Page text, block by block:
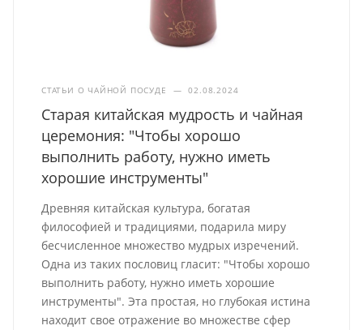
СТАТЬИ О ЧАЙНОЙ ПОСУДЕ — 02.08.2024
Старая китайская мудрость и чайная
церемония: "Чтобы хорошо
выполнить работу, нужно иметь
хорошие инструменты"
Древняя китайская культура, богатая
философией и традициями, подарила миру
бесчисленное множество мудрых изречений.
Одна из таких пословиц гласит: "Чтобы хорошо
выполнить работу, нужно иметь хорошие
инструменты". Эта простая, но глубокая истина
находит свое отражение во множестве сфер